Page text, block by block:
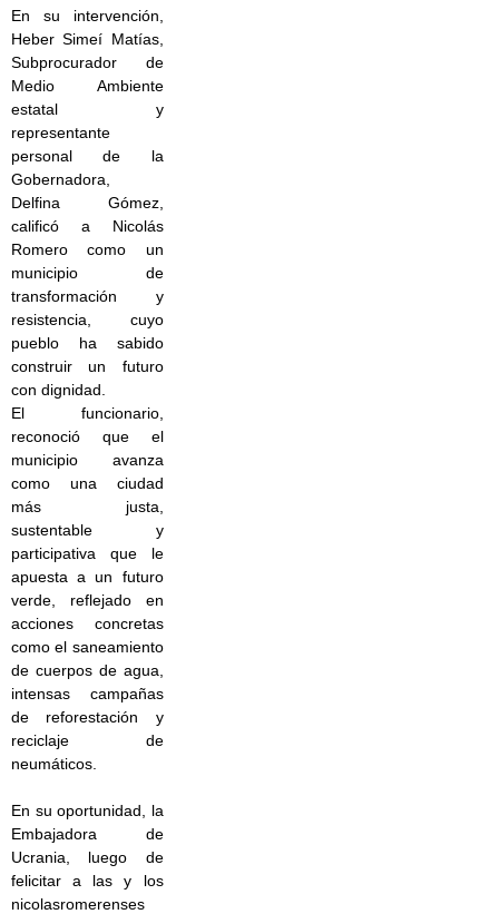
En su intervención,
Heber Simeí Matías,
Subprocurador de
Medio Ambiente
estatal y
representante
personal de la
Gobernadora,
Delfina Gómez,
calificó a Nicolás
Romero como un
municipio de
transformación y
resistencia, cuyo
pueblo ha sabido
construir un futuro
con dignidad.
El funcionario,
reconoció que el
municipio avanza
como una ciudad
más justa,
sustentable y
participativa que le
apuesta a un futuro
verde, reflejado en
acciones concretas
como el saneamiento
de cuerpos de agua,
intensas campañas
de reforestación y
reciclaje de
neumáticos.
En su oportunidad, la
Embajadora de
Ucrania, luego de
felicitar a las y los
nicolasromerenses